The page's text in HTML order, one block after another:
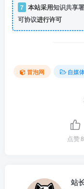
7 本站采用知识共享
可协议进行许可
冒泡网 自媒
点赞8
站